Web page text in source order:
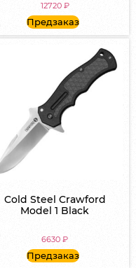
12720 ₽
Предзаказ
Cold Steel Crawford
Model 1 Black
6630₽
Предзаказ